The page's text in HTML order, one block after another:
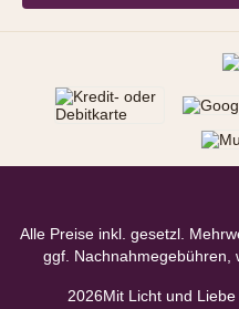
Alle Preise inkl. gesetzl.
ggf. Nachnahmegebühren,
2026Mit Licht und